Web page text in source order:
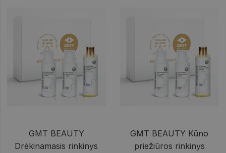
GMT BEAUTY
Drėkinamasis rinkinys
GMT BEAUTY Kūno
priežiūros rinkinys